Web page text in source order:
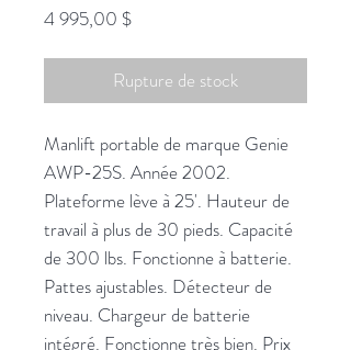
4 995,00 $Prix
Rupture de stock
Manlift portable de marque Genie
AWP-25S. Année 2002.
Plateforme lève à 25'. Hauteur de
travail à plus de 30 pieds. Capacité
de 300 lbs. Fonctionne à batterie.
Pattes ajustables. Détecteur de
niveau. Chargeur de batterie
intégré. Fonctionne très bien. Prix